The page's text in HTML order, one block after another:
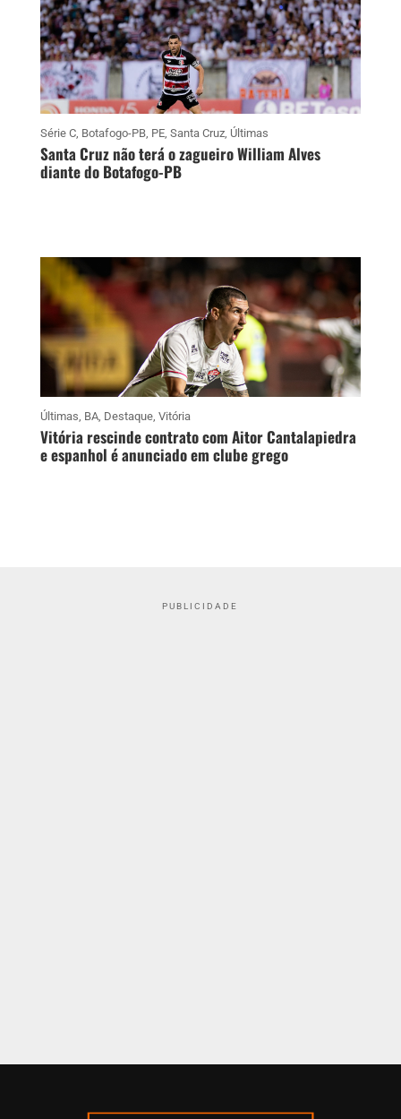
Série C, Botafogo-PB, PE, Santa Cruz, Últimas
Santa Cruz não terá o zagueiro William Alves
diante do Botafogo-PB
Últimas, BA, Destaque, Vitória
Vitória rescinde contrato com Aitor Cantalapiedra
e espanhol é anunciado em clube grego
PUBLICIDADE